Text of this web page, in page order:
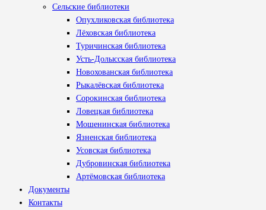
Сельские библиотеки
Опухликовская библиотека
Лёховская библиотека
Туричинская библиотека
Усть-Долысская библиотека
Новохованская библиотека
Рыкалёвская библиотека
Сорокинская библиотека
Ловецкая библиотека
Мошенинская библиотека
Язненская библиотека
Усовская библиотека
Дубровинская библиотека
Артёмовская библиотека
Документы
Контакты